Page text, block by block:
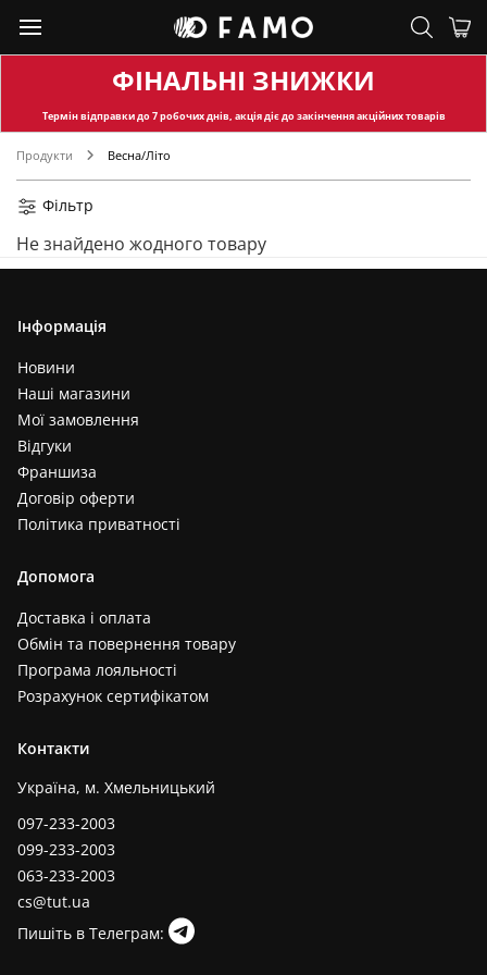
ФІНАЛЬНІ ЗНИЖКИ
Термін відправкидо 7 робочих днів, акція діє до закінчення акційних товарів
Продукти Весна/Літо
Фільтр
Не знайдено жодного товару
Інформація
Новини
Наші магазини
Мої замовлення
Відгуки
Франшиза
Договір оферти
Політика приватності
Допомога
Доставка і оплата
Обмін та повернення товару
Програма лояльності
Розрахунок сертифікатом
Контакти
Україна, м. Хмельницький
097-233-2003
099-233-2003
063-233-2003
cs@tut.ua
Пишіть в Телеграм: